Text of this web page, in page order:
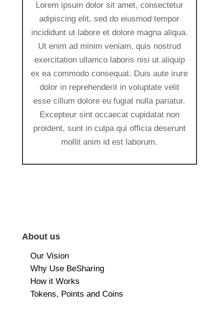
Lorem ipsum dolor sit amet, consectetur
adipiscing elit, sed do eiusmod tempor
incididunt ut labore et dolore magna aliqua.
Ut enim ad minim veniam, quis nostrud
exercitation ullamco laboris nisi ut aliquip
ex ea commodo consequat. Duis aute irure
dolor in reprehenderit in voluptate velit
esse cillum dolore eu fugiat nulla pariatur.
Excepteur sint occaecat cupidatat non
proident, sunt in culpa qui officia deserunt
mollit anim id est laborum.
About us
Our Vision
Why Use BeSharing
How it Works
Tokens, Points and Coins